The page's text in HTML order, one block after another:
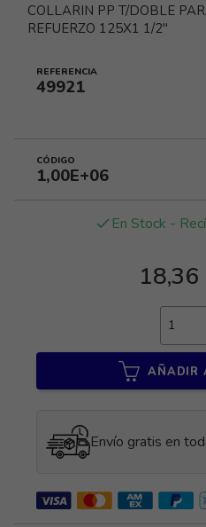
COLLARIN PP T/DOBLE
REFUERZO 125X1 1/2"
REFERENCIA
49921
CÓDIGO
1,00E+06
done En Stock -
AÑADIR
Envío gratis en